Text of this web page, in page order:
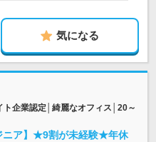
気になる
企業認定│綺麗なオフィス│20～
ニア】★9割が未経験★年休